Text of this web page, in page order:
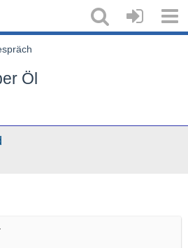
Öl